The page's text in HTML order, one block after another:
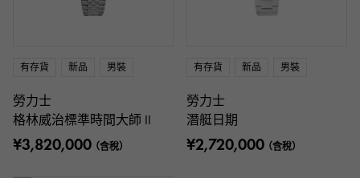
有存貨 新品 男裝
勞力士
格林威治標準時間大師 II
¥3,820,000（含稅）
有存貨 新品 男裝
勞力士
潛艇日期
¥2,720,000（含稅）